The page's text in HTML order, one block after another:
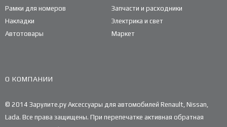
Рамки для номеров
Накладки
Автотовары
Запчасти и расходники
Электрика и свет
Маркет
О КОМПАНИИ
© 2014 Зарулите.ру Аксессуары для автомобилей Renault, Nissan,
Lada. Все права защищены. При перепечатке активная обратная